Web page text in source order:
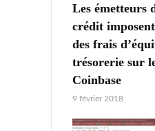
Les émetteurs
crédit
des frais
trésorerie sur
Coinbase
9 février 2018